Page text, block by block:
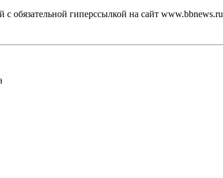
с обязательной гиперссылкой на сайт www.bbnews.ru